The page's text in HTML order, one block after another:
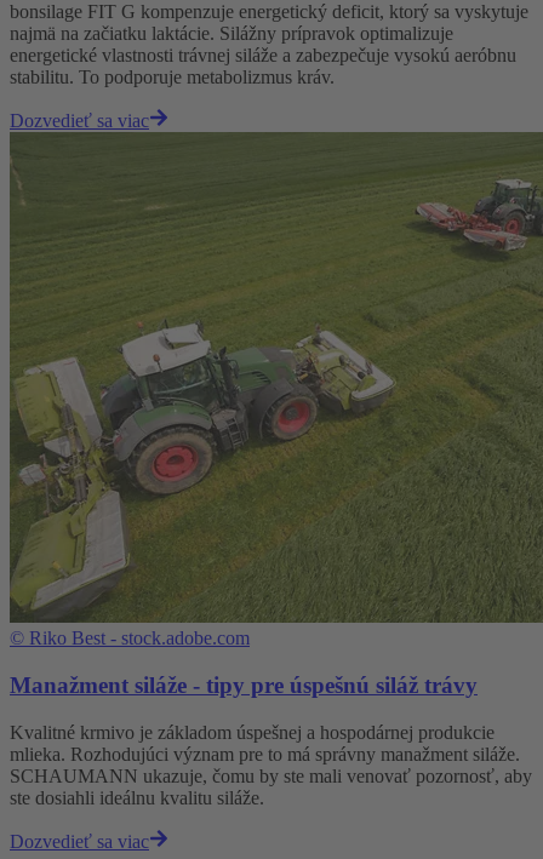
bonsilage FIT G kompenzuje energetický deficit, ktorý sa vyskytuje
najmä na začiatku laktácie. Silážny prípravok optimalizuje
energetické vlastnosti trávnej siláže a zabezpečuje vysokú aeróbnu
stabilitu. To podporuje metabolizmus kráv.
Dozvedieť sa viac
© Riko Best - stock.adobe.com
Manažment siláže - tipy pre úspešnú siláž trávy
Kvalitné krmivo je základom úspešnej a hospodárnej produkcie
mlieka. Rozhodujúci význam pre to má správny manažment siláže.
SCHAUMANN ukazuje, čomu by ste mali venovať pozornosť, aby
ste dosiahli ideálnu kvalitu siláže.
Dozvedieť sa viac